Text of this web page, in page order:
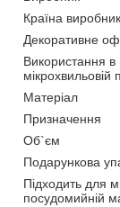
Країна виробник
Декоративне
Використання в
мікрохвильовій
Матеріал
Призначення
Об`єм
Подарункова
Підходить для
посудомийній